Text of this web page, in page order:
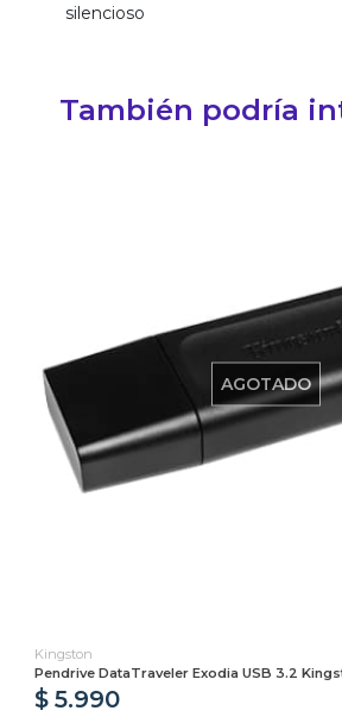
silencioso
También podría
AGOTADO
Kingston
Pendrive DataTraveler Exodia USB 3.2
$ 5.990